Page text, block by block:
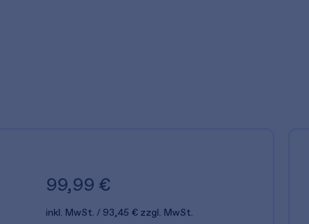
99,99 €
inkl. MwSt. 93,45 € zzgl. MwSt.